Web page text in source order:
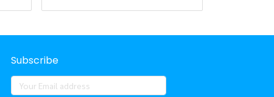
Subscribe